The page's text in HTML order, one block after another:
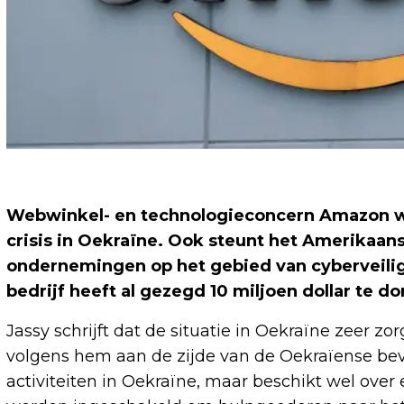
Webwinkel- en technologieconcern
crisis in Oekraïne. Ook steunt het
ondernemingen op het gebied van
bedrijf heeft al gezegd 10 miljoen dollar te
Jassy schrijft dat de situatie in Oekraïne zeer
volgens hem aan de zijde van de Oekraïense
activiteiten in Oekraïne, maar beschikt wel